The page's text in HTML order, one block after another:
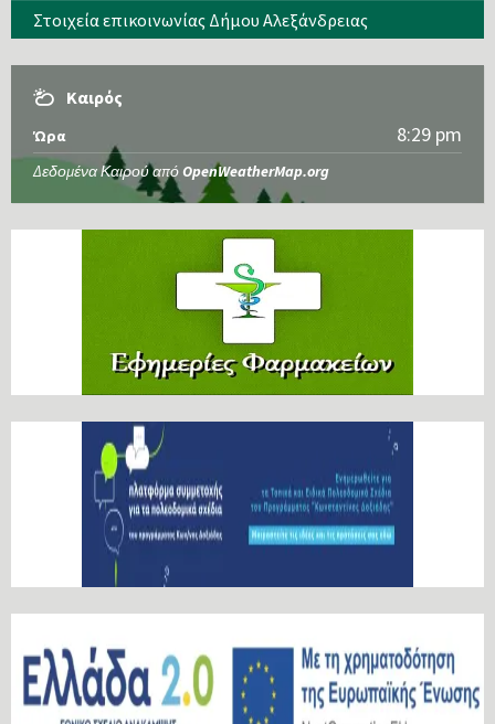
Στοιχεία επικοινωνίας Δήμου Αλεξάνδρειας
Καιρός
Ώρα 8:29 pm
Δεδομένα Καιρού από OpenWeatherMap.org